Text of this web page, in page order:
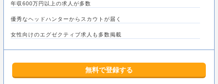
年収600万円以上の求人が多数
優秀なヘッドハンターからスカウトが届く
女性向けのエグゼクティブ求人も多数掲載
無料で登録する